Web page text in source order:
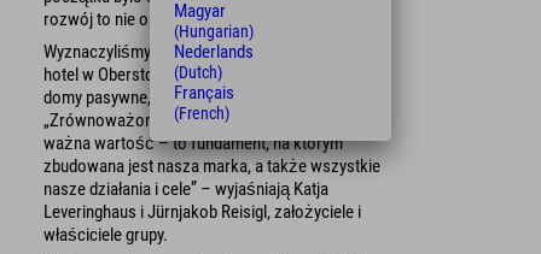
rozwój to nie opcja, lecz konieczność.
Wyznaczyliśmy kurs budując nasz pierwszy
hotel w Oberstdorfie – i to nie tylko budując
domy pasywne, z których jesteśmy znani.
„Zrównoważony rozwój to coś więcej niż
ważna wartość – to fundament, na którym
zbudowana jest nasza marka, a także wszystkie
nasze działania i cele” – wyjaśniają Katja
Leveringhaus i Jürnjakob Reisigl, założyciele i
właściciele grupy.
Magyar
(Hungarian)
Nederlands
(Dutch)
Français
(French)